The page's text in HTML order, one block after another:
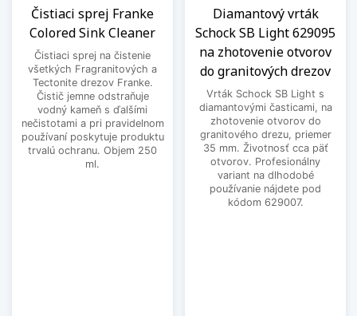
Čistiaci sprej Franke
Colored Sink Cleaner
Čistiaci sprej na čistenie
všetkých Fragranitových a
Tectonite drezov Franke.
Čistič jemne odstraňuje
vodný kameň s ďalšími
nečistotami a pri pravidelnom
používaní poskytuje produktu
trvalú ochranu. Objem 250
ml.
Diamantový vrták
Schock SB Light 629095
na zhotovenie otvorov
do granitových drezov
Vrták Schock SB Light s
diamantovými časticami, na
zhotovenie otvorov do
granitového drezu, priemer
35 mm. Životnosť cca päť
otvorov. Profesionálny
variant na dlhodobé
používanie nájdete pod
kódom 629007.